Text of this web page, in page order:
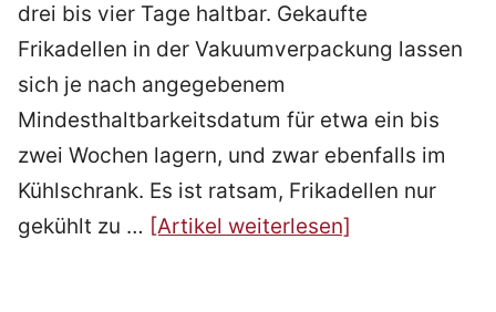
drei bis vier Tage haltbar. Gekaufte
Frikadellen in der Vakuumverpackung lassen
sich je nach angegebenem
Mindesthaltbarkeitsdatum für etwa ein bis
zwei Wochen lagern, und zwar ebenfalls im
Kühlschrank. Es ist ratsam, Frikadellen nur
gekühlt zu … [Artikel weiterlesen]